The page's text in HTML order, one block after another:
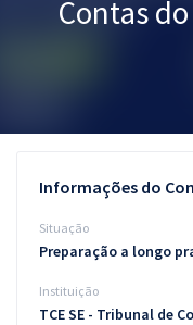
Questões grátis
Blog
Contas
Informações do
Situação
Preparação a longo
Instituição
TCE SE - Tribunal de